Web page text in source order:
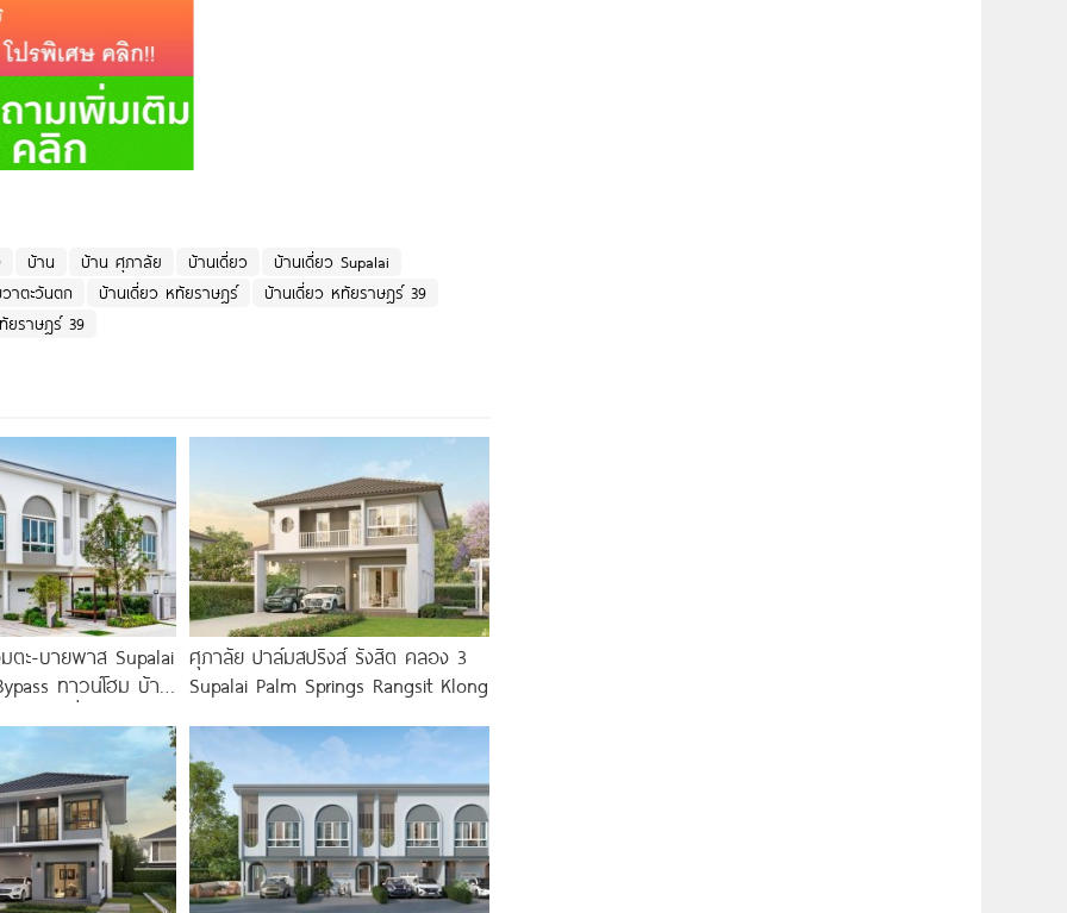
บ้าน บ้าน ศุภาลัย บ้านเดี่ยว
บ้านเดี่ยว Supalai
าตะวันตก
บ้านเดี่ยว หทัยราษฎร์
บ้านเดี่ยว หทัยราษฎร์ 39
ราษฎร์ 39
ตะ-บายพาส Supalai
ทาวน์โฮม บ้าน
ศุภาลัย ปาล์มสปริงส์ รังสิต คลอง 3
Supalai Palm Springs Rangsit Klong